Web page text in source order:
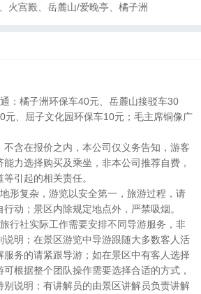
火宫殿、岳麓山/爱晚亭、橘子洲
：橘子洲环保车40元、岳麓山接驳车30
元、屈子文化园环保车10元；毛主席铜像广
含在报价之内，本公司仅义务告知，游客
力选择购买及乘坐，非本公司推荐自费，
引起的相关责任。
形复杂，游览以安全第一，旅游过程，请
动；景区内除规定地点外，严禁吸烟。
行社实际工作需要安排不同导游服务，非
明；在景区游览中导游跟随大多数客人活
务的请紧跟导游；如在景区中有客人选择
根据整个团队操作需要选择合适的方式，
说明；有讲解员的由景区讲解员负责讲解